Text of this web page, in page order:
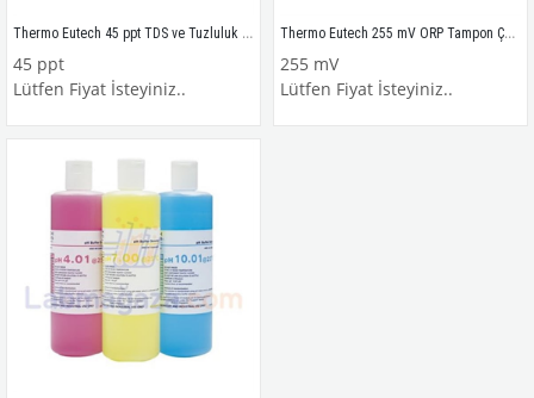
Thermo Eutech 45 ppt TDS ve Tuzluluk Tampon Çözeltisi 3 yıl ömürlü, 480 ml.
45 ppt
Lütfen Fiyat İsteyiniz..
Thermo Eutech 255 mV ORP Tampon Çözeltisi 3 yıl ömürlü, 480 ml.
255 mV
Lütfen Fiyat İsteyiniz..